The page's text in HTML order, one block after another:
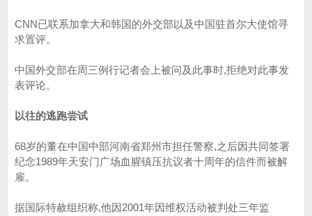
CNN已联系加拿大和韩国的外交部以及中国驻首尔大使馆寻
求置评。
中国外交部在周三例行记者会上被问及此事时,拒绝对此事发
表评论。
以往的逃跑尝试
68岁的董在中国中部河南省郑州市担任警察,之后因共同签署
纪念1989年天安门广场血腥镇压抗议者十周年的信件而被解
雇。
据国际特赦组织称,他因2001年因维权活动被判处三年监